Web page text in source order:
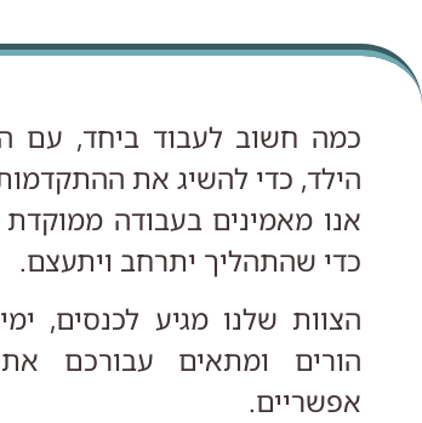
כמה חשוב לעבוד ביחד, עם
הילד, כדי להשיג את
אנו מאמינים בעבודה
כדי שהתהליך יתרחב ויתעצם.
הצוות שלנו מגיע לכנסים,
הורים ומתאים עבורכם
אפשריים.